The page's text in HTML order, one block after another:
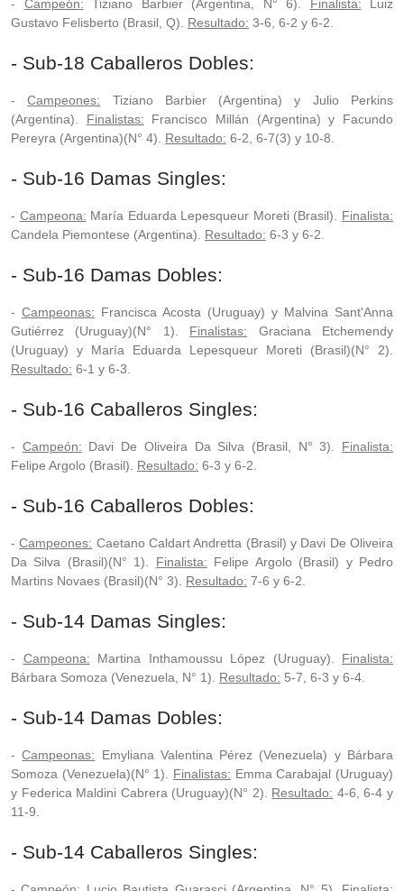
- Campeón: Tiziano Barbier (Argentina, N° 6). Finalista: Luiz
Gustavo Felisberto (Brasil, Q). Resultado: 3-6, 6-2 y 6-2.
- Sub-18 Caballeros Dobles:
-Campeones: Tiziano Barbier (Argentina) y Julio Perkins
(Argentina). Finalistas: Francisco Millán (Argentina) y Facundo
Pereyra (Argentina)(N° 4). Resultado: 6-2, 6-7(3) y 10-8.
- Sub-16 Damas Singles:
- Campeona: María Eduarda Lepesqueur Moreti (Brasil). Finalista:
Candela Piemontese (Argentina). Resultado: 6-3 y 6-2.
- Sub-16 Damas Dobles:
- Campeonas: Francisca Acosta (Uruguay) y Malvina Sant'Anna
Gutiérrez (Uruguay)(N° 1). Finalistas: Graciana Etchemendy
(Uruguay) y María Eduarda Lepesqueur Moreti (Brasil)(N° 2).
Resultado: 6-1 y 6-3.
- Sub-16 Caballeros Singles:
- Campeón: Davi De Oliveira Da Silva (Brasil, N° 3). Finalista:
Felipe Argolo (Brasil). Resultado: 6-3 y 6-2.
- Sub-16 Caballeros Dobles:
-Campeones: Caetano Caldart Andretta (Brasil) y Davi De Oliveira
Da Silva (Brasil)(N° 1). Finalista: Felipe Argolo (Brasil) y Pedro
Martins Novaes (Brasil)(N° 3). Resultado: 7-6 y 6-2.
- Sub-14 Damas Singles:
- Campeona: Martina Inthamoussu López (Uruguay). Finalista:
Bárbara Somoza (Venezuela, N° 1). Resultado: 5-7, 6-3 y 6-4.
- Sub-14 Damas Dobles:
-Campeonas: Emyliana Valentina Pérez (Venezuela) y Bárbara
Somoza (Venezuela)(N° 1). Finalistas: Emma Carabajal (Uruguay)
y Federica Maldini Cabrera (Uruguay)(N° 2). Resultado: 4-6, 6-4 y
11-9.
- Sub-14 Caballeros Singles: